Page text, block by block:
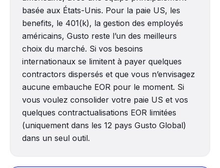
basée aux États-Unis. Pour la paie US, les
benefits, le 401(k), la gestion des employés
américains, Gusto reste l’un des meilleurs
choix du marché. Si vos besoins
internationaux se limitent à payer quelques
contractors dispersés et que vous n’envisagez
aucune embauche EOR pour le moment. Si
vous voulez consolider votre paie US et vos
quelques contractualisations EOR limitées
(uniquement dans les 12 pays Gusto Global)
dans un seul outil.